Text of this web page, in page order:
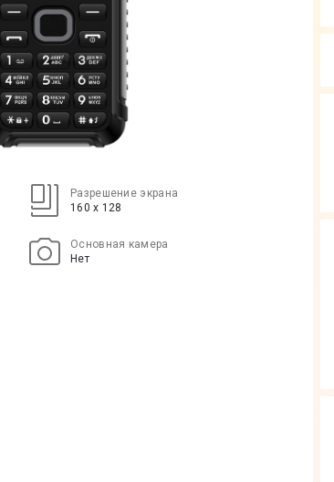
Разрешение экрана
160 x 128
Основная камера
Нет